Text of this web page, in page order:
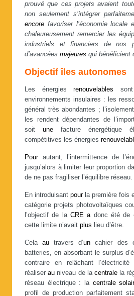
prouvé que ces projets avaient
non seulement s’intégrer
encore favoriser l’économie locale
chaleureusement remercier les
industriels et financiers de nos
d’avancées majeures qui bénéficient
Objectif îles autonomes
Les énergiesrenouvelables sont
environnements insulaires : les
général très abondantes ;
les rendent dépendantes de
soit une facture énergétique
compétitives les énergies
Pourautant, l’intermittence de
jusqu’alors à limiter leur proportion
de ne pas fragiliser l’équilibre réseau.
En introduisant pourla première fois
catégorie projets photovoltaïques
l’objectif de la CRE adonc été de
cette limite n’avait plus lieu d’être.
Celaau travers d’un cahier des
batteries, en absorbant le surplus
contraire en relâchant
réaliserau niveau de la centralela
réseau électrique : la centrale
profil de production parfaitement